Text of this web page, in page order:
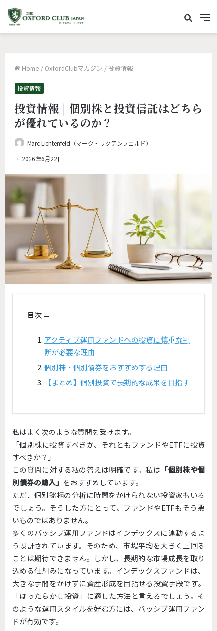
M
e
イ
索
Home / OxfordClubマガジン /投資情報
投資情報
投資情報 | 個別株と投資信託はどちら
が優れているのか？
Marc Lichtenfeld（マーク・リクテンフェルド）
2026年6月22日
目次 ≡
アクティブ運用ファンドへの投資に慎重な判
断が必要な理由
個別株・個別債券をおすすめする理由
【まとめ】個別投資で長期的な成果を目指す
私はよく次のような質問を受けます。
「個別株に投資すべきか、それともファンドやETFに投資
すべきか？」
この質問に対する私の答えは明確です。私は 「個別株や個
別債券の購入」 をおすすめしています。
ただ、個別銘柄の分析に時間をかけられない投資家もいる
でしょう。そうした方にとって、ファンドやETFもそう悪
いものではありません。
多くのパッシブ運用ファンドはインデックスに連動するよ
う設計されています。そのため、市場平均を大きく上回る
ことは期待できません。しかし、長期的な市場成長を取り
込める仕組みになっています。インデックスファンドは、
大きな手間をかけずに資産形成を目指せる投資手段です。
「ほったらかし投資」に適した方法と言えるでしょう。そ
のような運用スタイルを好む方には、パッシブ運用ファン
ドが有効です。